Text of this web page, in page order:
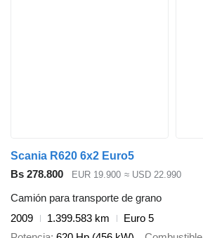
Scania R620 6x2 Euro5
Bs 278.800
EUR 19.900 ≈ USD 22.990
Camión para transporte de grano
2009
1.399.583 km
Euro 5